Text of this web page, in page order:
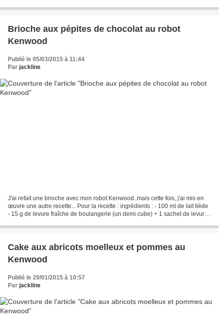
Brioche aux pépites de chocolat au robot
Kenwood
Publié le 05/03/2015 à 11:44
Par jackline
J'ai refait une brioche avec mon robot Kenwood..mais cette fois, j'ai mis en
œuvre une autre recette... Pour la recette : ingrédients : - 100 ml de lait tiède
- 15 g de levure fraîche de boulangerie (un demi cube) + 1 sachet de levure
Cake aux abricots moelleux et pommes au
Kenwood
Publié le 29/01/2015 à 10:57
Par jackline